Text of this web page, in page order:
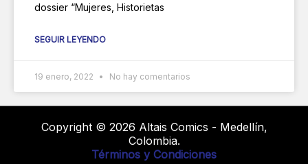
dossier “Mujeres, Historietas
SEGUIR LEYENDO
19 enero, 2022 No hay comentarios
Copyright © 2026 Altais Comics - Medellín,
Colombia.
Términos y Condiciones